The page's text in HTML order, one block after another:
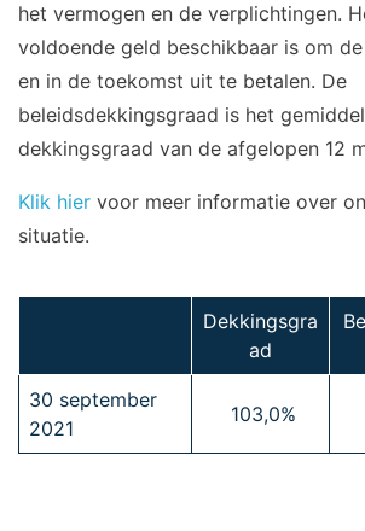
het vermogen en de verplichtingen.
voldoende geld beschikbaar is om
en in de toekomst uit te betalen. De
beleidsdekkingsgraad is het
dekkingsgraad van de afgelopen 12
Klik hier voor meer informatie over
situatie.
Dekkingsgra
ad
30 september
2021
103,0%